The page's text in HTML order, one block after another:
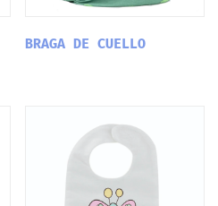
BRAGA DE CUELLO